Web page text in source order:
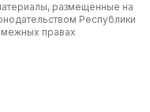
размещенные на
Республики
правах